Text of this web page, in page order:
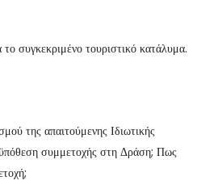
συγκεκριμένο τουριστικό κατάλυμα.
της απαιτούμενης Ιδιωτικής
συμμετοχής στη Δράση; Πως